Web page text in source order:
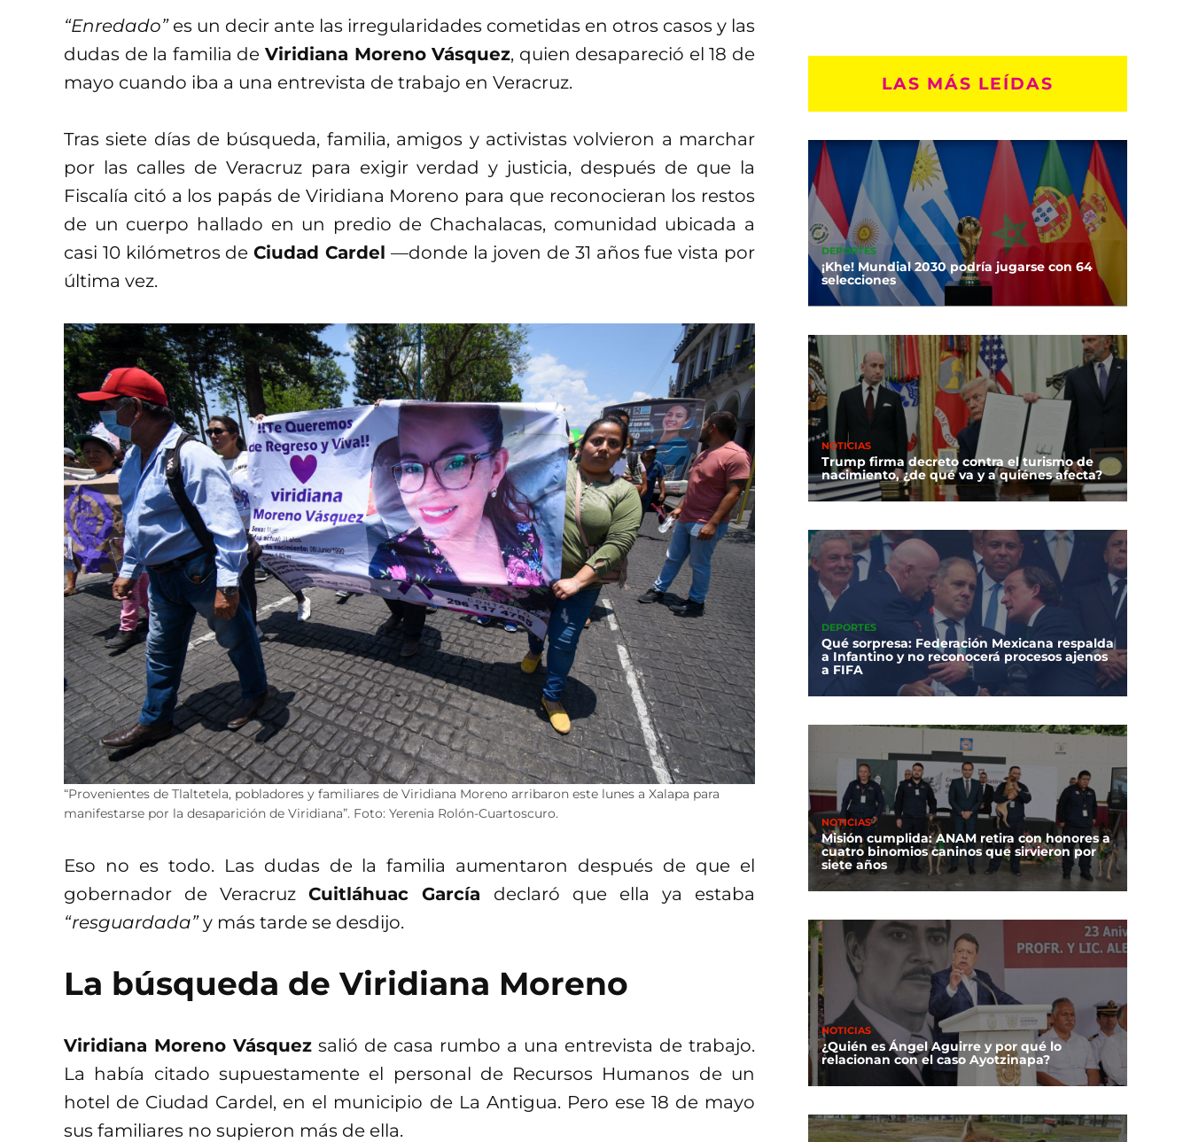
“Enredado” es un decir ante las irregularidades cometidas en otros casos y las
dudas de la familia de Viridiana Moreno Vásquez, quien desapareció el 18 de
mayo cuando iba a una entrevista de trabajo en Veracruz.
Tras siete días de búsqueda, familia, amigos y activistas volvieron a marchar
por las calles de Veracruz para exigir verdad y justicia, después de que la
Fiscalía citó a los papás de Viridiana Moreno para que reconocieran los restos
de un cuerpo hallado en un predio de Chachalacas, comunidad ubicada a
casi 10 kilómetros deCiudad Cardel —donde la joven de 31 años fue vista por
última vez.
“Provenientes de Tlaltetela, pobladores y familiares de Viridiana Moreno arribaron este lunes a Xalapa para
manifestarse por la desaparición de Viridiana”. Foto: Yerenia Rolón-Cuartoscuro.
Eso no es todo. Las dudas de la familia aumentaron después de que el
gobernador de Veracruz Cuitláhuac García declaró que ella ya estaba
“resguardada”y más tarde se desdijo.
La búsqueda de Viridiana Moreno
Viridiana Moreno Vásquez salió de casa rumbo a una entrevista de trabajo.
La había citado supuestamente el personal de Recursos Humanos de un
hotel de Ciudad Cardel, en el municipio de La Antigua. Pero ese 18 de mayo
sus familiares no supieron más de ella.
LAS MÁS LEÍDAS
DEPORTES
¡Khe! Mundial 2030 podría jugarse con 64
selecciones
NOTICIAS
Trump firma decreto contra el turismo de
nacimiento, ¿de qué va y a quiénes afecta?
DEPORTES
Qué sorpresa: Federación Mexicana respalda
a Infantino y no reconocerá procesos ajenos
a FIFA
NOTICIAS
Misión cumplida: ANAM retira con honores a
cuatro binomios caninos que sirvieron por
siete años
NOTICIAS
¿Quién es Ángel Aguirre y por qué lo
relacionan con el caso Ayotzinapa?